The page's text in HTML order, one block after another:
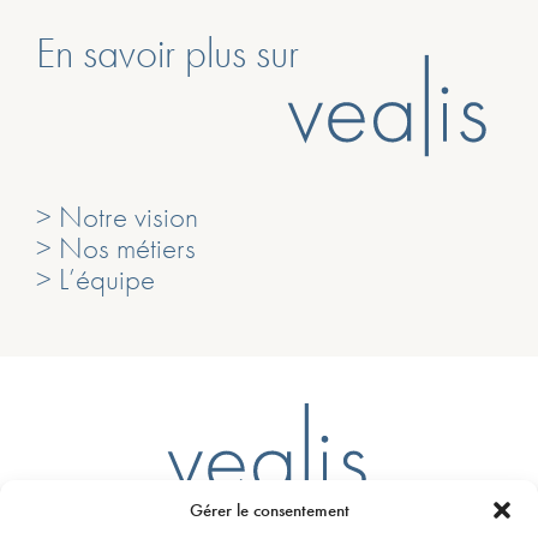
Gérer le consentement
En savoir plus sur
> Notre vision
> Nos métiers
> L’équipe